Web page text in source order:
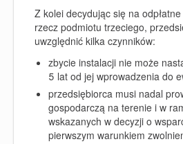
Z kolei decydując się na
rzecz podmiotu trzeciego,
uwzględnić kilka czynników:
zbycie instalacji nie może
5 lat od jej wprowadzenia do
przedsiębiorca musi nadal
gospodarczą na terenie i w
wskazanych w decyzji o
pierwszym warunkiem